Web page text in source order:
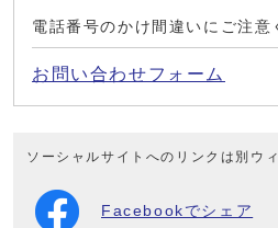
電話番号のかけ間違いにご注意
お問い合わせフォーム
ソーシャルサイトへのリンクは別ウ
Facebookでシェア